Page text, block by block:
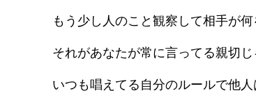
もう少し人のこと観察して相手が
それがあなたが常に言ってる親切
いつも唱えてる自分のルールで他